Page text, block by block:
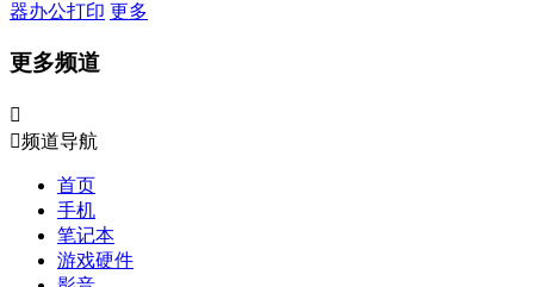
器办公打印 更多
更多频道

频道导航
首页
手机
笔记本
游戏硬件